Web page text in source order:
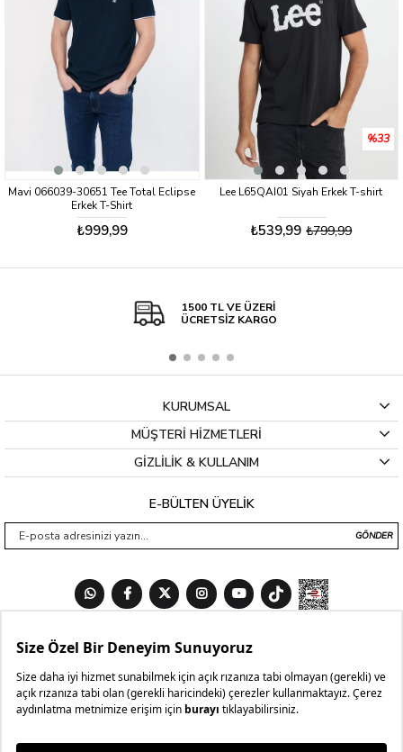
Mavi 066039-30651 Tee Total Eclipse
Erkek T-Shirt
₺999,99
Lee L65QAI01 Siyah Erkek T-shirt
₺539,99 ₺799,99
%33
1500 TL VE ÜZERİ
ÜCRETSİZ KARGO
KURUMSAL
MÜŞTERİ HİZMETLERİ
GİZLİLİK & KULLANIM
E-BÜLTEN ÜYELİK
GÖNDER